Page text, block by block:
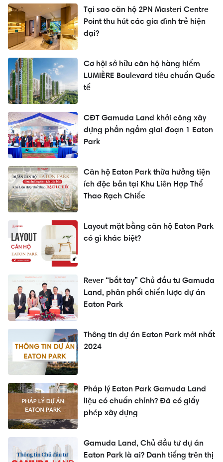
Tại sao căn hộ 2PN Masteri Centre
Point thu hút các gia đình trẻ hiện
đại?
Cơ hội sở hữu căn hộ hàng hiếm
LUMIÈRE Boulevard tiêu chuẩn Quốc
tế
CĐT Gamuda Land khởi công xây
dựng phần ngầm giai đoạn 1 Eaton
Park
Căn hộ Eaton Park thừa hưởng tiện
ích độc bản tại Khu Liên Hợp Thể
Thao Rạch Chiếc
Layout mặt bằng căn hộ Eaton Park
có gì khác biệt?
Rever “bắt tay” Chủ đầu tư Gamuda
Land, phân phối chiến lược dự án
Eaton Park
Thông tin dự án Eaton Park mới nhất
2024
Pháp lý Eaton Park Gamuda Land
liệu có chuẩn chỉnh? Đã có giấy
phép xây dựng
Gamuda Land, Chủ đầu tư dự án
Eaton Park là ai? Danh tiếng trên thị